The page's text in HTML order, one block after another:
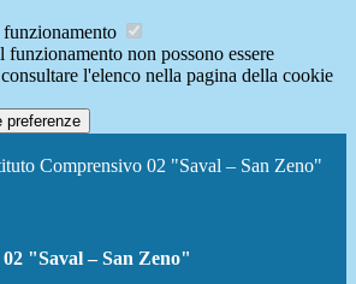
funzionamento non possono essere
l'elenco nella pagina della cookie
preferenze
Comprensivo 02 "Saval – San Zeno"
"Saval – San Zeno"